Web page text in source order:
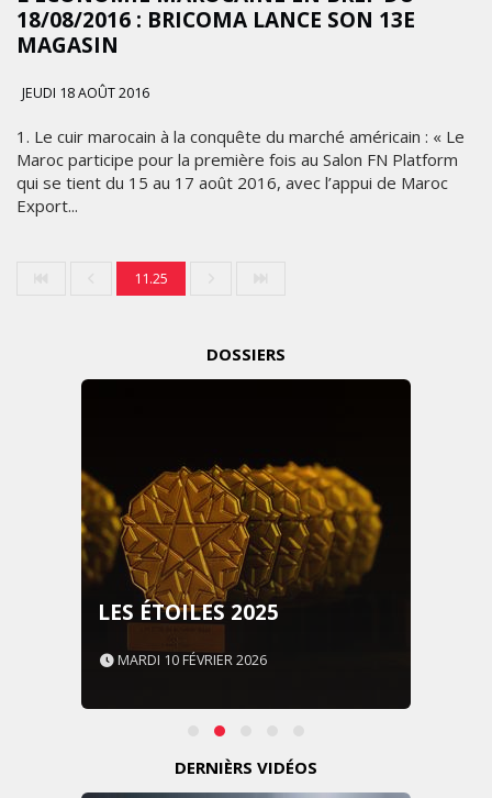
18/08/2016 : BRICOMA LANCE SON 13E
MAGASIN
JEUDI 18 AOÛT 2016
1. Le cuir marocain à la conquête du marché américain : « Le
Maroc participe pour la première fois au Salon FN Platform
qui se tient du 15 au 17 août 2016, avec l’appui de Maroc
Export...
11.25
DOSSIERS
LES ÉTOILES 2025
MARDI 10 FÉVRIER 2026
DERNIÈRS VIDÉOS